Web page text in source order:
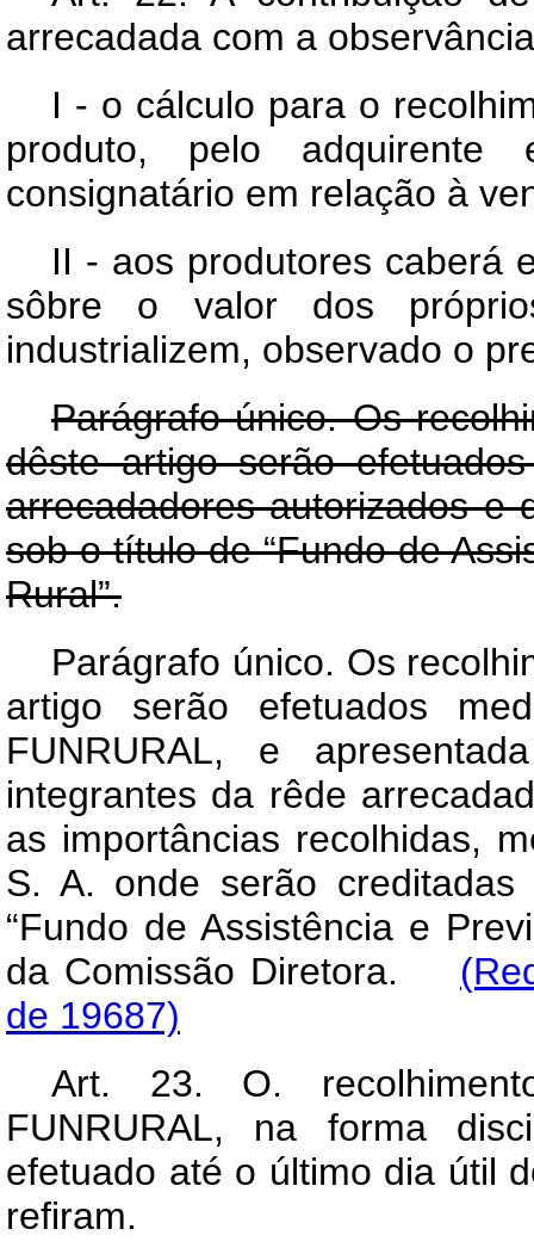
arrecadada com a
I - o cálculo para o
produto, pelo
consignatário em relação à
II - aos produtores caberá
sôbre o valor dos
industrializem, observado o
Parágrafo único. Os
dêste artigo serão
arrecadadores autorizados e
sob o título de “Fundo de
Rural”.
Parágrafo único. Os
artigo serão efetuados
FUNRURAL, e
integrantes da rêde
as importâncias recolhidas,
S. A. onde serão
“Fundo de Assistência e
da Comissão Diretora.
de 19687)
Art. 23. O.
FUNRURAL, na forma
efetuado até o último dia útil
refiram.